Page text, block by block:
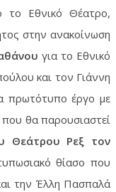
Εθνικό Θέατρο,
στην ανακοίνωση
για το Εθνικό
και τον Γιάννη
πρωτότυπο έργο με
που θα παρουσιαστεί
Θεάτρου Ρεξ τον
θίασο που
την Έλλη Πασπαλά